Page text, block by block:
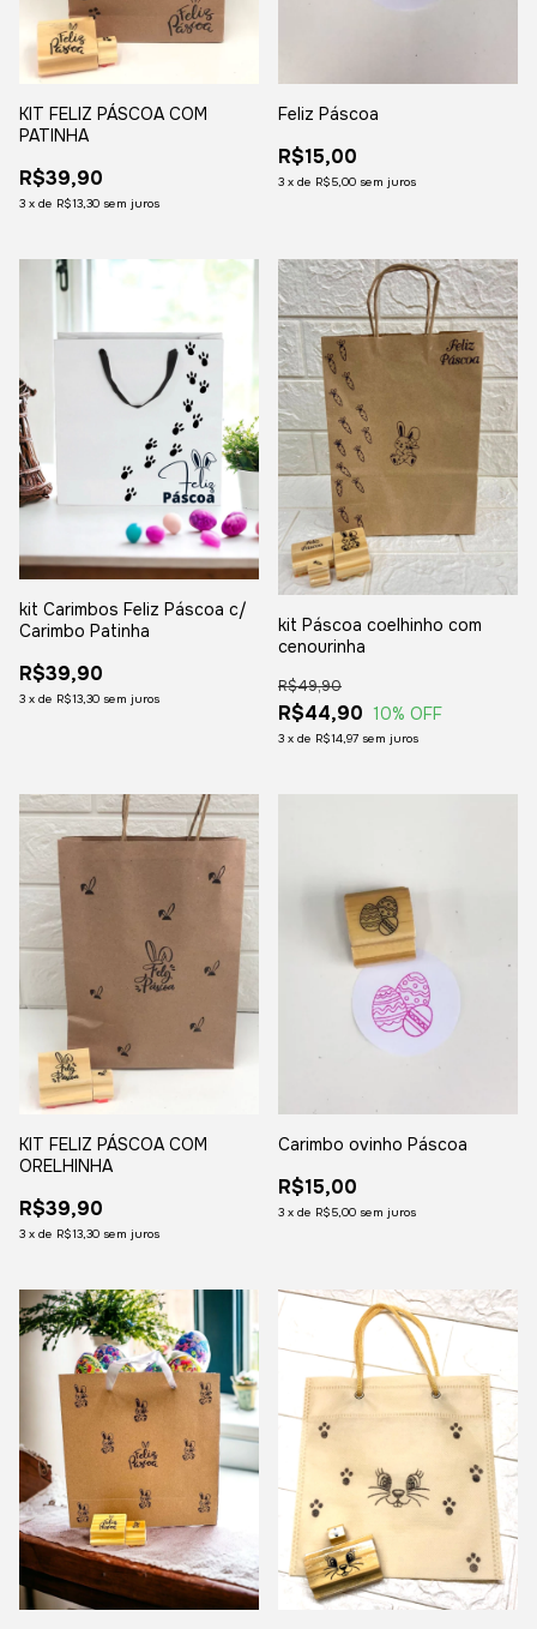
KIT FELIZ PÁSCOA COM
PATINHA
R$39,90
3 x de R$13,30 sem juros
Feliz Páscoa
R$15,00
3 x de R$5,00 sem juros
kit Carimbos Feliz Páscoa c/
Carimbo Patinha
R$39,90
3 x de R$13,30 sem juros
kit Páscoa coelhinho com
cenourinha
R$44,90
R$49,90
10% OFF
3 x de R$14,97 sem juros
KIT FELIZ PÁSCOA COM
ORELHINHA
R$39,90
3 x de R$13,30 sem juros
Carimbo ovinho Páscoa
R$15,00
3 x de R$5,00 sem juros